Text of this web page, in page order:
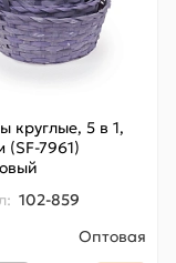
круглые, 5 в 1,
(SF-7961)
102-859
Оптовая